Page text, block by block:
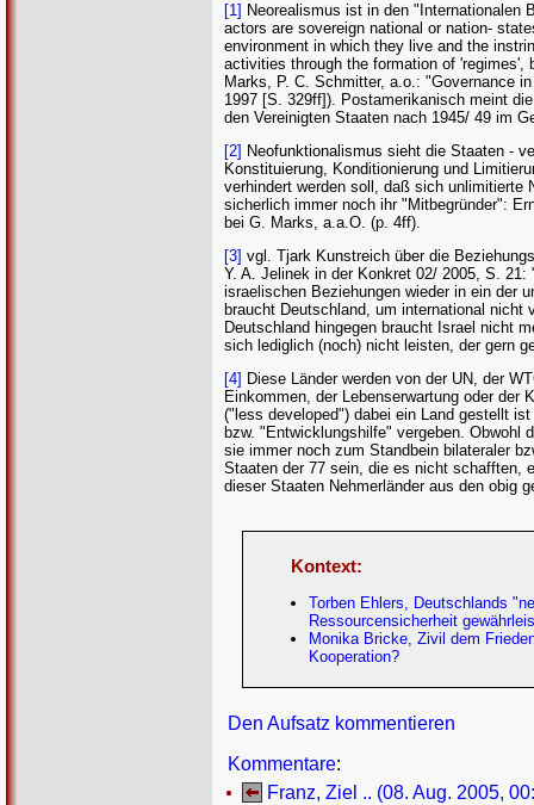
[1] Neorealismus ist in den "Internationalen
actors are sovereign national or nation-
environment in which they live and the
activities through the formation of
Marks, P. C. Schmitter, a.o.: "Governance
1997 [S. 329ff]). Postamerikanisch meint
den Vereinigten Staaten nach 1945/ 49 im
[2] Neofunktionalismus sieht die Staaten -
Konstituierung, Konditionierung und
verhindert werden soll, daß sich unlimitierte
sicherlich immer noch ihr "Mitbegründer":
bei G. Marks, a.a.O. (p. 4ff).
[3] vgl. Tjark Kunstreich über die
Y. A. Jelinek in der Konkret 02/ 2005, S.
israelischen Beziehungen wieder in ein der
braucht Deutschland, um international
Deutschland hingegen braucht Israel nicht
sich lediglich (noch) nicht leisten, der gern
[4] Diese Länder werden von der UN, der
Einkommen, der Lebenserwartung oder
("less developed") dabei ein Land gestellt
bzw. "Entwicklungshilfe" vergeben. Obwohl
sie immer noch zum Standbein bilateraler
Staaten der 77 sein, die es nicht schafften,
dieser Staaten Nehmerländer aus den obig
Kontext:
Torben Ehlers, Deutschlands
Ressourcensicherheit
Monika Bricke, Zivil dem
Kooperation?
Den Aufsatz kommentieren
Kommentare:
Franz, Ziel .. (08. Aug. 2005,